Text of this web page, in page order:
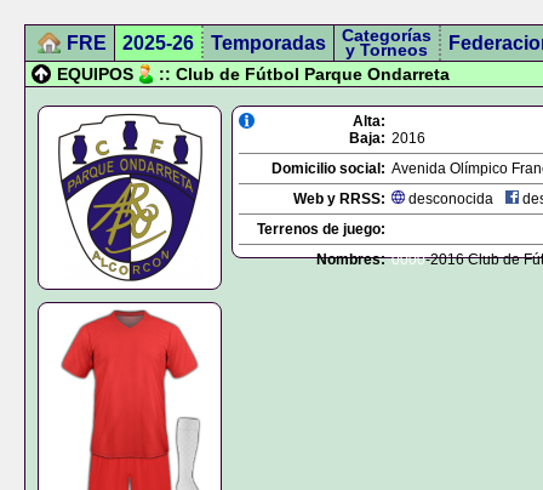
FRE 2025-26 Temporadas Categorías
y Torneos
EQUIPOS :: Club de Fútbol Parque Ondarreta
Alta:
Baja: 2016
Domicilio social: Avenida Olímpico
Web y RRSS:
desconocida
Terrenos de juego:
Nombres: 0000-2016 Club de